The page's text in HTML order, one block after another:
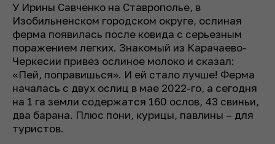
У Ирины Савченко на Ставрополье, в
Изобильненском городском округе, ослиная
ферма появилась после ковида с серьезным
поражением легких. Знакомый из Карачаево-
Черкесии привез ослиное молоко и сказал:
«Пей, поправишься». И ей стало лучше! Ферма
началась с двух ослиц в мае 2022-го, а сегодня
на 1 га земли содержатся 160 ослов, 43 свиньи,
два барана. Плюс пони, курицы, павлины – для
туристов.